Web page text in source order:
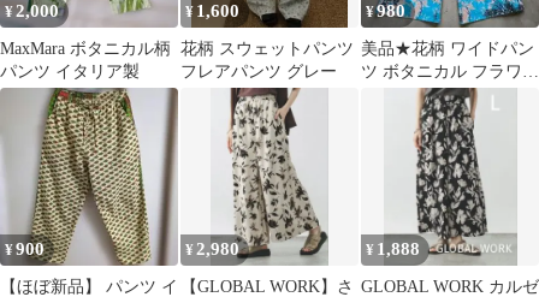
¥2,000
MaxMara ボタニカル柄
パンツ イタリア製
¥ 1,600
花柄 スウェットパンツ
フレアパンツ グレー
¥980
美品★花柄 ワイドパン
ツ ボタニカル フラワー
プリント イージーパン
¥900
【ほぼ新品】 パンツ イ
¥ 2,980
【GLOBAL WORK】さ
¥ 1,888
GLOBAL WORK カルゼ